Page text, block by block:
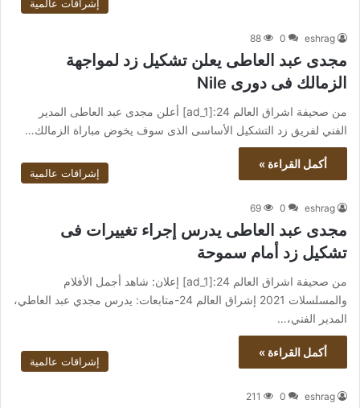
إشراقات عالمية
eshrag
0
88
مجدى عبد العاطى يعلن تشكيل زد لمواجهة
الزمالك فى دورى Nile
من صحيفة اشراق العالم 24:[ad_1] أعلن مجدى عبد العاطى المدير
الفني لفريق زد التشكيل الأساسى الذى سوف يخوض مباراة الزمالك…
أكمل القراءة »
إشراقات عالمية
eshrag
0
69
مجدى عبد العاطى يدرس إجراء تغييرات فى
تشكيل زد أمام سموحة
من صحيفة اشراق العالم 24:[ad_1] إعلان: شاهد أجمل الأفلام
والمسلسلات 2021 إشراق العالم 24-متابعات: يدرس مجدي عبد العاطي،
المدير الفني،…
أكمل القراءة »
إشراقات عالمية
eshrag
0
211